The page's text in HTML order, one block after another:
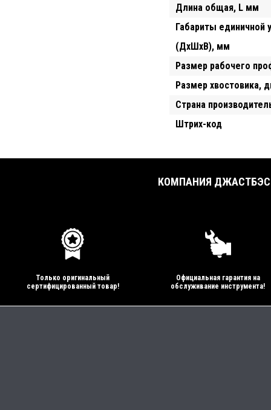
Длина общая, L мм
Габариты единичной
(ДхШхВ), мм
Размер рабочего
Размер хвостовика,
Страна
Штрих-код
КОМПАНИЯ
Только оригинальный
сертифицированный товар!
Официальная гарантия на
обслуживание инструмента!